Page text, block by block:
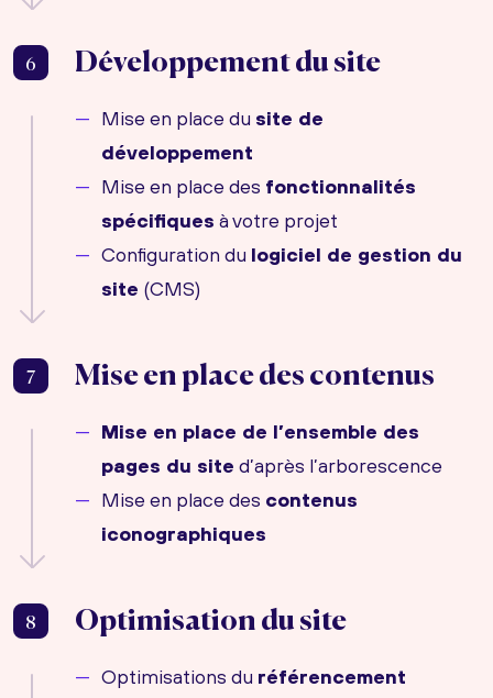
6 Développement du site
Mise en place du site de
développement
Mise en place des fonctionnalités
spécifiques à votre projet
Configuration du logiciel de gestion du
site (CMS)
7 Mise en place des contenus
Mise en place de l’ensemble des
pages du site d’après l’arborescence
Mise en place des contenus
iconographiques
8 Optimisation du site
Optimisations du référencement